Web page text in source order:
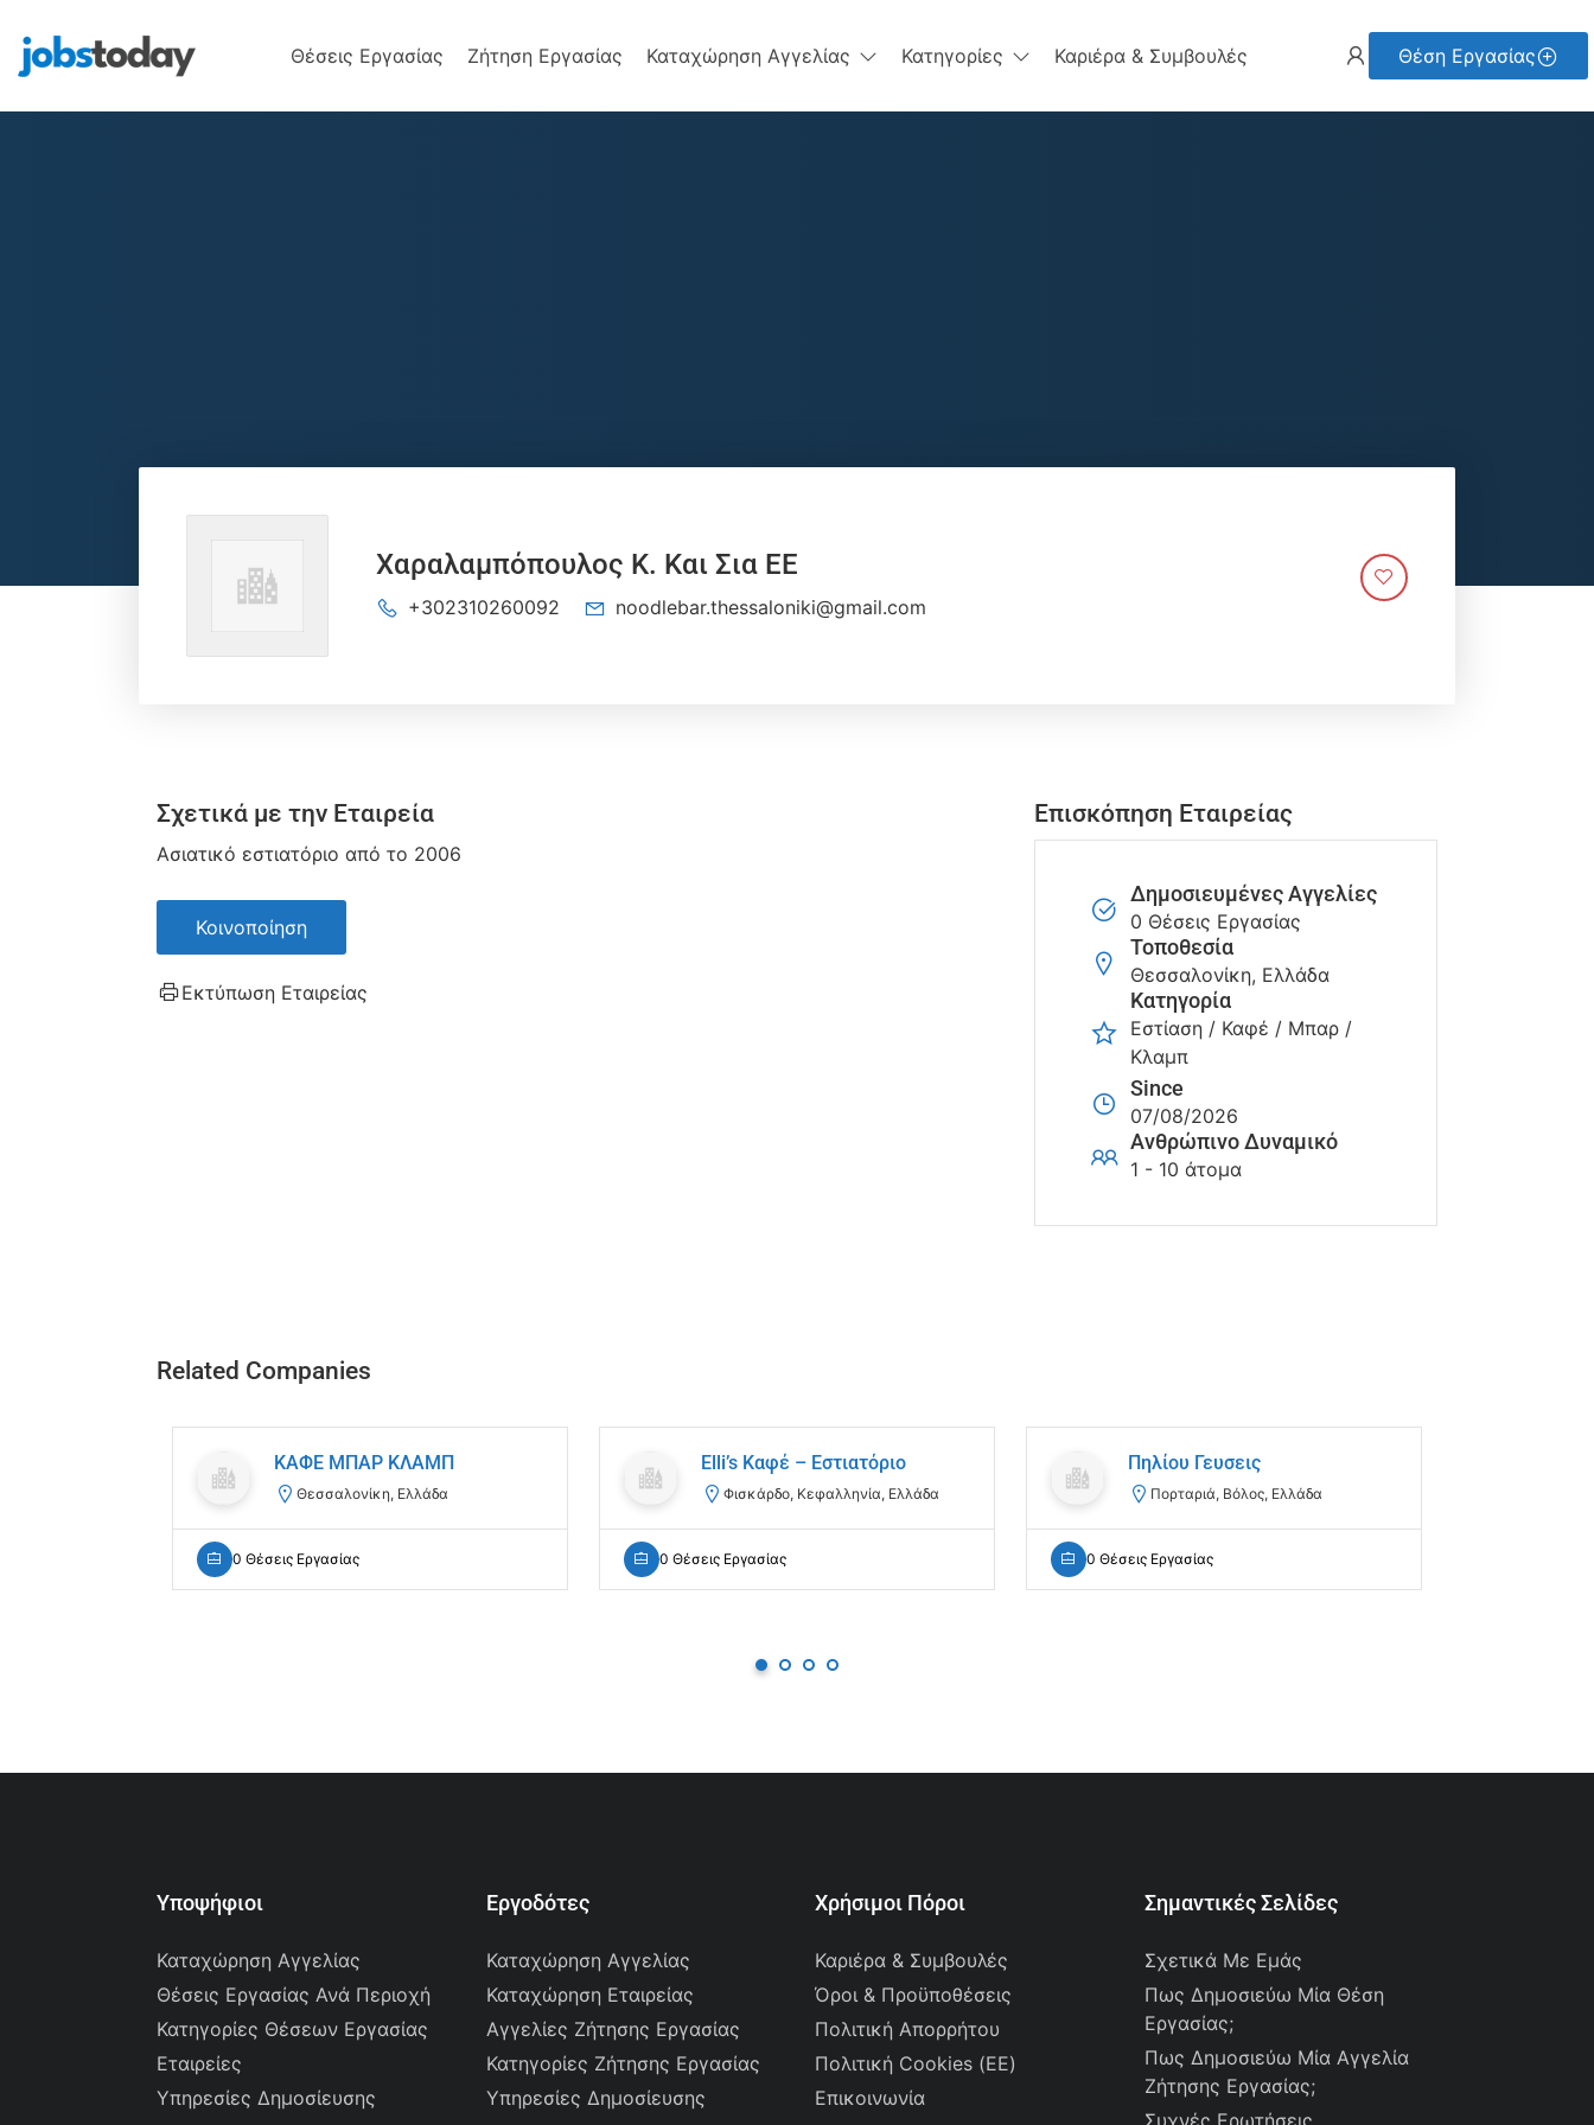
Θέσεις Εργασίας Ζήτηση Εργασίας Καταχώρηση Αγγελίας Κατηγορίες Καριέρα & Συμβουλές Θέση Εργασίας
Χαραλαμπόπουλος Κ. Και Σια ΕΕ
+302310260092 noodlebar.thessaloniki@gmail.com
Σχετικά με την Εταιρεία
Ασιατικό εστιατόριο από το 2006
Κοινοποίηση
Εκτύπωση Εταιρείας
Επισκόπηση Εταιρείας
Δημοσιευμένες Αγγελίες
0 Θέσεις Εργασίας
Τοποθεσία
Θεσσαλονίκη, Ελλάδα
Κατηγορία
Εστίαση / Καφέ / Μπαρ /
Κλαμπ
Since
07/08/2026
Ανθρώπινο Δυναμικό
1 - 10 άτομα
Related Companies
ΚΑΦΕ ΜΠΑΡ ΚΛΑΜΠ
Θεσσαλονίκη, Ελλάδα
0 Θέσεις Εργασίας
Elli’s Καφέ – Εστιατόριο
Φισκάρδο, Κεφαλληνία, Ελλάδα
0 Θέσεις Εργασίας
Πηλίου Γευσεις
Πορταριά, Βόλος, Ελλάδα
0 Θέσεις Εργασίας
Υποψήφιοι
Καταχώρηση Αγγελίας
Θέσεις Εργασίας Ανά Περιοχή
Κατηγορίες Θέσεων Εργασίας
Εταιρείες
Υπηρεσίες Δημοσίευσης
Εργοδότες
Καταχώρηση Αγγελίας
Καταχώρηση Εταιρείας
Αγγελίες Ζήτησης Εργασίας
Κατηγορίες Ζήτησης Εργασίας
Υπηρεσίες Δημοσίευσης
Χρήσιμοι Πόροι
Καριέρα & Συμβουλές
Όροι & Προϋποθέσεις
Πολιτική Απορρήτου
Πολιτική Cookies (ΕΕ)
Επικοινωνία
Σημαντικές Σελίδες
Σχετικά Με Εμάς
Πως Δημοσιεύω Μία Θέση
Εργασίας;
Πως Δημοσιεύω Μία Αγγελία
Ζήτησης Εργασίας;
Συχνές Ερωτήσεις